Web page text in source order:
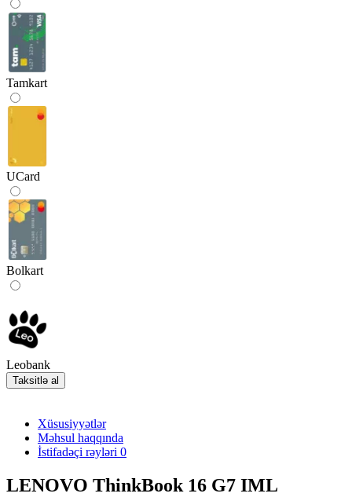
Tamkart
UCard
Bolkart
Leobank
Taksitlə al
Xüsusiyyətlər
Məhsul haqqında
İstifadəçi rəyləri 0
LENOVO ThinkBook 16 G7 IML